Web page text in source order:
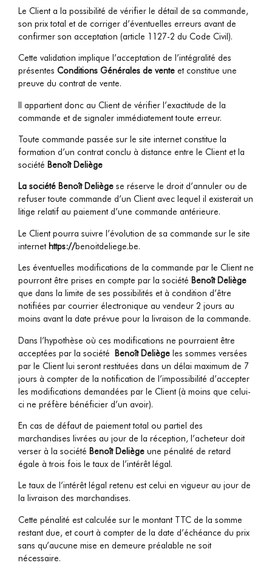
Le Client a la possibilité de vérifier le détail de sa commande,
son prix total et de corriger d’éventuelles erreurs avant de
confirmer son acceptation (article 1127-2 du Code Civil).
Cette validation implique l’acceptation de l’intégralité des
présentes Conditions Générales de vente et constitue une
preuve du contrat de vente.
Il appartient donc au Client de vérifier l’exactitude de la
commande et de signaler immédiatement toute erreur.
Toute commande passée sur le site internet constitue la
formation d’un contrat conclu à distance entre le Client et la
société Benoît Deliège
La société Benoît Deliège se réserve le droit d’annuler ou de
refuser toute commande d’un Client avec lequel il existerait un
litige relatif au paiement d’une commande antérieure.
Le Client pourra suivre l’évolution de sa commande sur le site
internet https://benoitdeliege.be.
Les éventuelles modifications de la commande par le Client ne
pourront être prises en compte par la société Benoît Deliège
que dans la limite de ses possibilités et à condition d’être
notifiées par courrier électronique au vendeur 2 jours au
moins avant la date prévue pour la livraison de la commande.
Dans l’hypothèse où ces modifications ne pourraient être
acceptées par la société
Benoît Deliège les sommes versées
par le Client lui seront restituées dans un délai maximum de 7
jours à compter de la notification de l’impossibilité d’accepter
les modifications demandées par le Client (à moins que celui-
ci ne préfère bénéficier d’un avoir).
En cas de défaut de paiement total ou partiel des
marchandises livrées au jour de la réception, l’acheteur doit
verser à la société Benoît Deliège une pénalité de retard
égale à trois fois le taux de l’intérêt légal.
Le taux de l’intérêt légal retenu est celui en vigueur au jour de
la livraison des marchandises.
Cette pénalité est calculée sur le montant TTC de la somme
restant due, et court à compter de la date d’échéance du prix
sans qu’aucune mise en demeure préalable ne soit
nécessaire.